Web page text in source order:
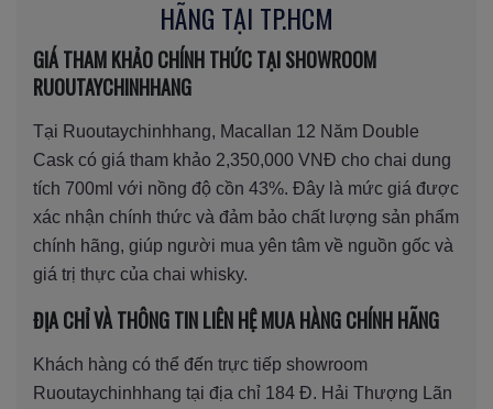
HÃNG TẠI TP.HCM
GIÁ THAM KHẢO CHÍNH THỨC TẠI SHOWROOM
RUOUTAYCHINHHANG
Tại Ruoutaychinhhang, Macallan 12 Năm Double
Cask có giá tham khảo 2,350,000 VNĐ cho chai dung
tích 700ml với nồng độ cồn 43%. Đây là mức giá được
xác nhận chính thức và đảm bảo chất lượng sản phẩm
chính hãng, giúp người mua yên tâm về nguồn gốc và
giá trị thực của chai whisky.
ĐỊA CHỈ VÀ THÔNG TIN LIÊN HỆ MUA HÀNG CHÍNH HÃNG
Khách hàng có thể đến trực tiếp showroom
Ruoutaychinhhang tại địa chỉ 184 Đ. Hải Thượng Lãn